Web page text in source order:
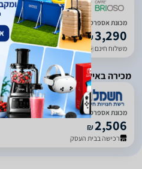
3
(
33
‏מכונת אספרסו Philips EP5541/50 פיליפס
₪3,290
משלוח חינם עד 5 ימי עסקים
מכירה באילת בלבד
4.51
(
1078
)
מכונת אספרסו Philips EP5541/50 יבואן רשמי
₪2,506
רכישה בבית העסק